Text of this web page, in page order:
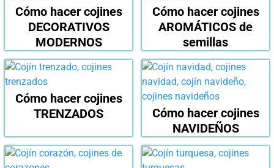
Cómo hacer cojines
DECORATIVOS
MODERNOS
Cómo hacer cojines
AROMÁTICOS de
semillas
Cómo hacer cojines
TRENZADOS
Cómo hacer cojines
NAVIDEÑOS